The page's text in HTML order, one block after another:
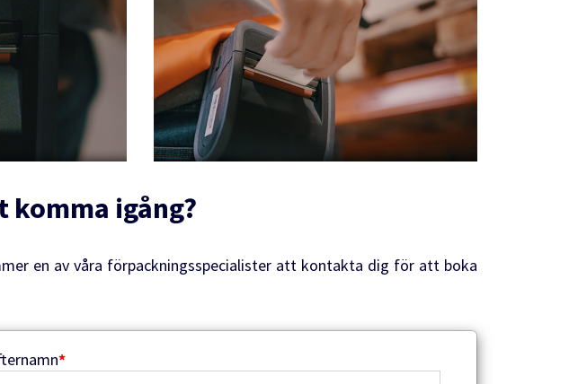
igång?
en av våra förpackningsspecialister att kontakta dig för att boka
*